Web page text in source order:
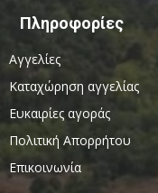
Πληροφορίες
Αγγελίες
Καταχώρηση αγγελίας
Ευκαιρίες αγοράς
Πολιτική Απορρήτου
Επικοινωνία